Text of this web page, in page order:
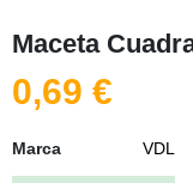
Maceta
0,69 €
Marca VDL